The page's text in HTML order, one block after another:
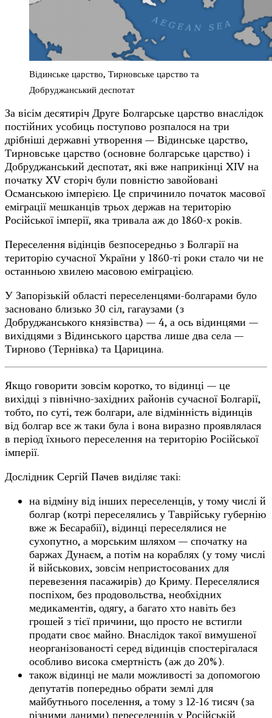
Відинське царство, Тирновське царство та
Добруджанський деспотат
За вісім десятиріч Друге Болгарське царство внаслідок
постійних усобиць поступово розпалося на три
дрібніші державні утворення — Відинське царство,
Тирновське царство (основне болгарське царство) і
Добруджанський деспотат, які вже наприкінці XIV на
початку XV сторіч були повністю завойовані
Османською імперією. Це спричинило початок масової
еміграції мешканців трьох держав на територію
Російської імперії, яка тривала аж до 1860-х років.
Переселення відінців безпосередньо з Болгарії на
територію сучасної України у 1860-ті роки стало чи не
останньою хвилею масовою еміграцією.
У Запорізькій області переселенцями-болгарами було
засновано близько 30 сіл, гагаузами (з
Добруджанського князівства) — 4, а ось відинцями —
вихідцями з Відинського царства лише два села —
Тирново (Тернівка) та Царицина.
Якщо говорити зовсім коротко, то відинці — це
вихідці з північно-західних районів сучасної Болгарії,
тобто, по суті, теж болгари, але відмінність відинців
від болгар все ж таки була і вона виразно проявлялася
в період їхнього переселення на територію Російської
імперії.
Дослідник Сергій Пачев виділяє такі:
на відміну від інших переселенців, у тому числі й
болгар (котрі переселялись у Таврійську губернію
вже ж Бесарабії), відинці переселялися не
сухопутно, а морським шляхом — спочатку на
баржах Дунаєм, а потім на кораблях (у тому числі
й військових, зовсім непристосованих для
перевезення пасажирів) до Криму. Переселялися
поспіхом, без продовольства, необхідних
медикаментів, одягу, а багато хто навіть без
грошей з тієї причини, що просто не встигли
продати своє майно. Внаслідок такої вимушеної
неорганізованості серед відинців спостерігалася
особливо висока смертність (аж до 20%).
також відинці не мали можливості за допомогою
депутатів попередньо обрати землі для
майбутнього поселення, а тому з 12-16 тисяч (за
різними даними) переселенців у Російській